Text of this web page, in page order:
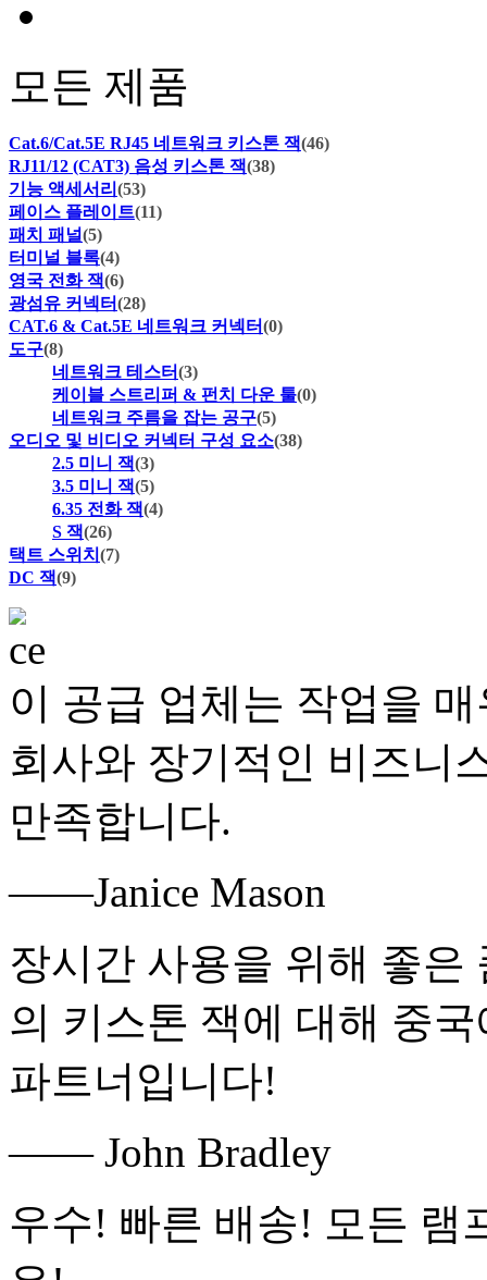
모든 제품
Cat.6/Cat.5E RJ45 네트워크 키스톤 잭(46)
RJ11/12 (CAT3) 음성 키스톤 잭(38)
기능 액세서리 (53)
페이스 플레이트(11)
패치 패널(5)
터미널 블록(4)
영국 전화 잭(6)
광섬유 커넥터(28)
CAT.6 & Cat.5E 네트워크 커넥터(0)
도구(8)
네트워크 테스터(3)
케이블 스트리퍼 & 펀치 다운 툴(0)
네트워크 주름을 잡는 공구(5)
오디오 및 비디오 커넥터 구성 요소(38)
2.5 미니 잭(3)
3.5 미니 잭(5)
6.35 전화 잭(4)
S 잭(26)
택트 스위치 (7)
DC 잭(9)
이 공급 업체는 작업을
회사와 장기적인 비즈니
만족합니다.
——Janice Mason
장시간 사용을 위해 좋
의 키스톤 잭에 대해 중
파트너입니다!
—— John Bradley
우수! 빠른 배송! 모든 램